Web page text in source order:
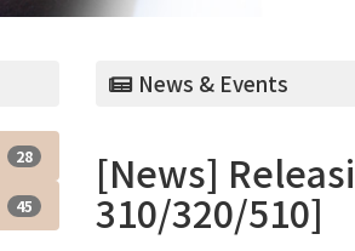
28
45
News & Events
[News]
310/320/510]